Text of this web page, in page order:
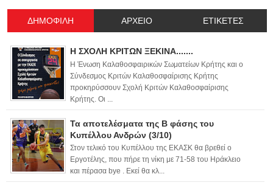
ΔΗΜΟΦΙΛΗ ΑΡΧΕΙΟ ΕΤΙΚΕΤΕΣ
Η ΣΧΟΛΗ ΚΡΙΤΩΝ ΞΕΚΙΝΑ.......
Η Ένωση Καλαθοσφαιρικών Σωματείων Κρήτης και ο
Σύνδεσμος Κριτών Καλαθοσφαίρισης Κρήτης
προκηρύσσουν Σχολή Κριτών Καλαθοσφαίρισης
Κρήτης. Οι ...
Τα αποτελέσματα της Β φάσης του
Κυπέλλου Ανδρών (3/10)
Στον τελικό του Κυπέλλου της ΕΚΑΣΚ θα βρεθεί ο
Εργοτέλης, που πήρε τη νίκη με 71-58 του Ηράκλειο
και πέρασα bye . Εκεί θα κλ...